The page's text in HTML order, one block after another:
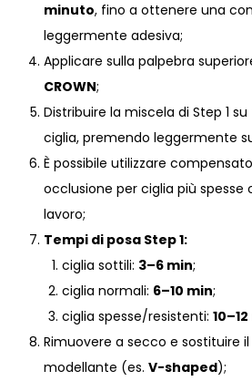
minuto, fino a ottenere una
leggermente adesiva;
Applicare sulla palpebra
CROWN;
Distribuire la miscela di Step 1
ciglia, premendo leggermente
È possibile utilizzare
occlusione per ciglia più spesse
lavoro;
Tempi di posa Step 1:
ciglia sottili: 3–6 min;
ciglia normali: 6–10 min;
ciglia spesse/resistenti:
Rimuovere a secco e sostituire
modellante (es. V-shaped);